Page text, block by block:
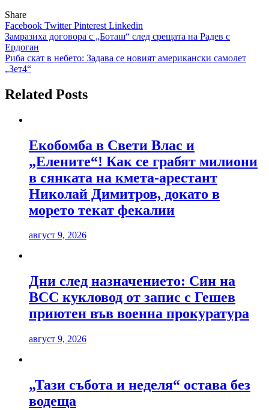
Share
Facebook TwitterPinterest Linkedin
Навигация
Замразиха договора с „Боташ“ след срещата на Радев с
Ердоган
Риба скат в небето: Задава се новият американски самолет
„Зет4“
Related Posts
Екобомба в Свети Влас и
„Елените“! Как се грабят милиони
в сянката на кмета-арестант
Николай Димитров, докато в
морето текат фекалии
август 9, 2026
Дни след назначението: Син на
ВСС кукловод от запис с Гешев
приютен във военна прокуратура
август 9, 2026
„Тази събота и неделя“ остава без
водеща